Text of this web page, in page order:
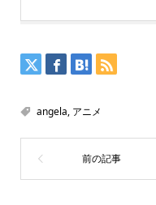
angela, アニメ